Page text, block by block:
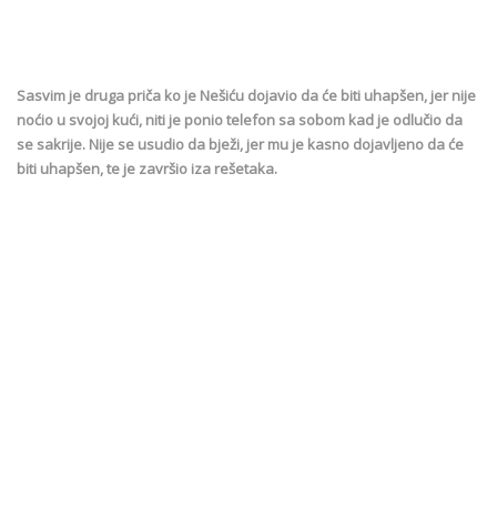
Sasvim je druga priča ko je Nešiću dojavio da će biti uhapšen, jer nije
noćio u svojoj kući, niti je ponio telefon sa sobom kad je odlučio da
se sakrije. Nije se usudio da bježi, jer mu je kasno dojavljeno da će
biti uhapšen, te je završio iza rešetaka.